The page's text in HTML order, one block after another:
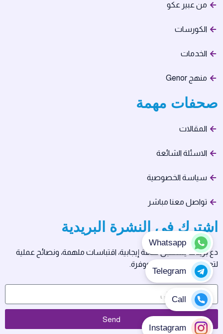
من عبير عكو
الكورسات
الخدمات
منهج Genor
صحفات مهمة​
المقالات
الاسئلة الشائعة
سياسة الخصوصية
تواصل معنا مباشر
اشترك في النشرة البريدية
دع بريدك يستقبل طاقة إيجابية، اقتباسات ملهمة، ونصائح عملية
لتعيش حياتك بسلام ووفرة.
Send